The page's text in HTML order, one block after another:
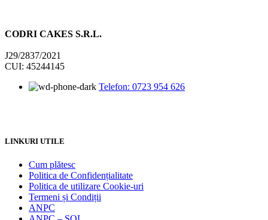
CODRI CAKES S.R.L.
J29/2837/2021
CUI: 45244145
Telefon: 0723 954 626
LINKURI UTILE
Cum plătesc
Politica de Confidențialitate
Politica de utilizare Cookie-uri
Termeni și Condiții
ANPC